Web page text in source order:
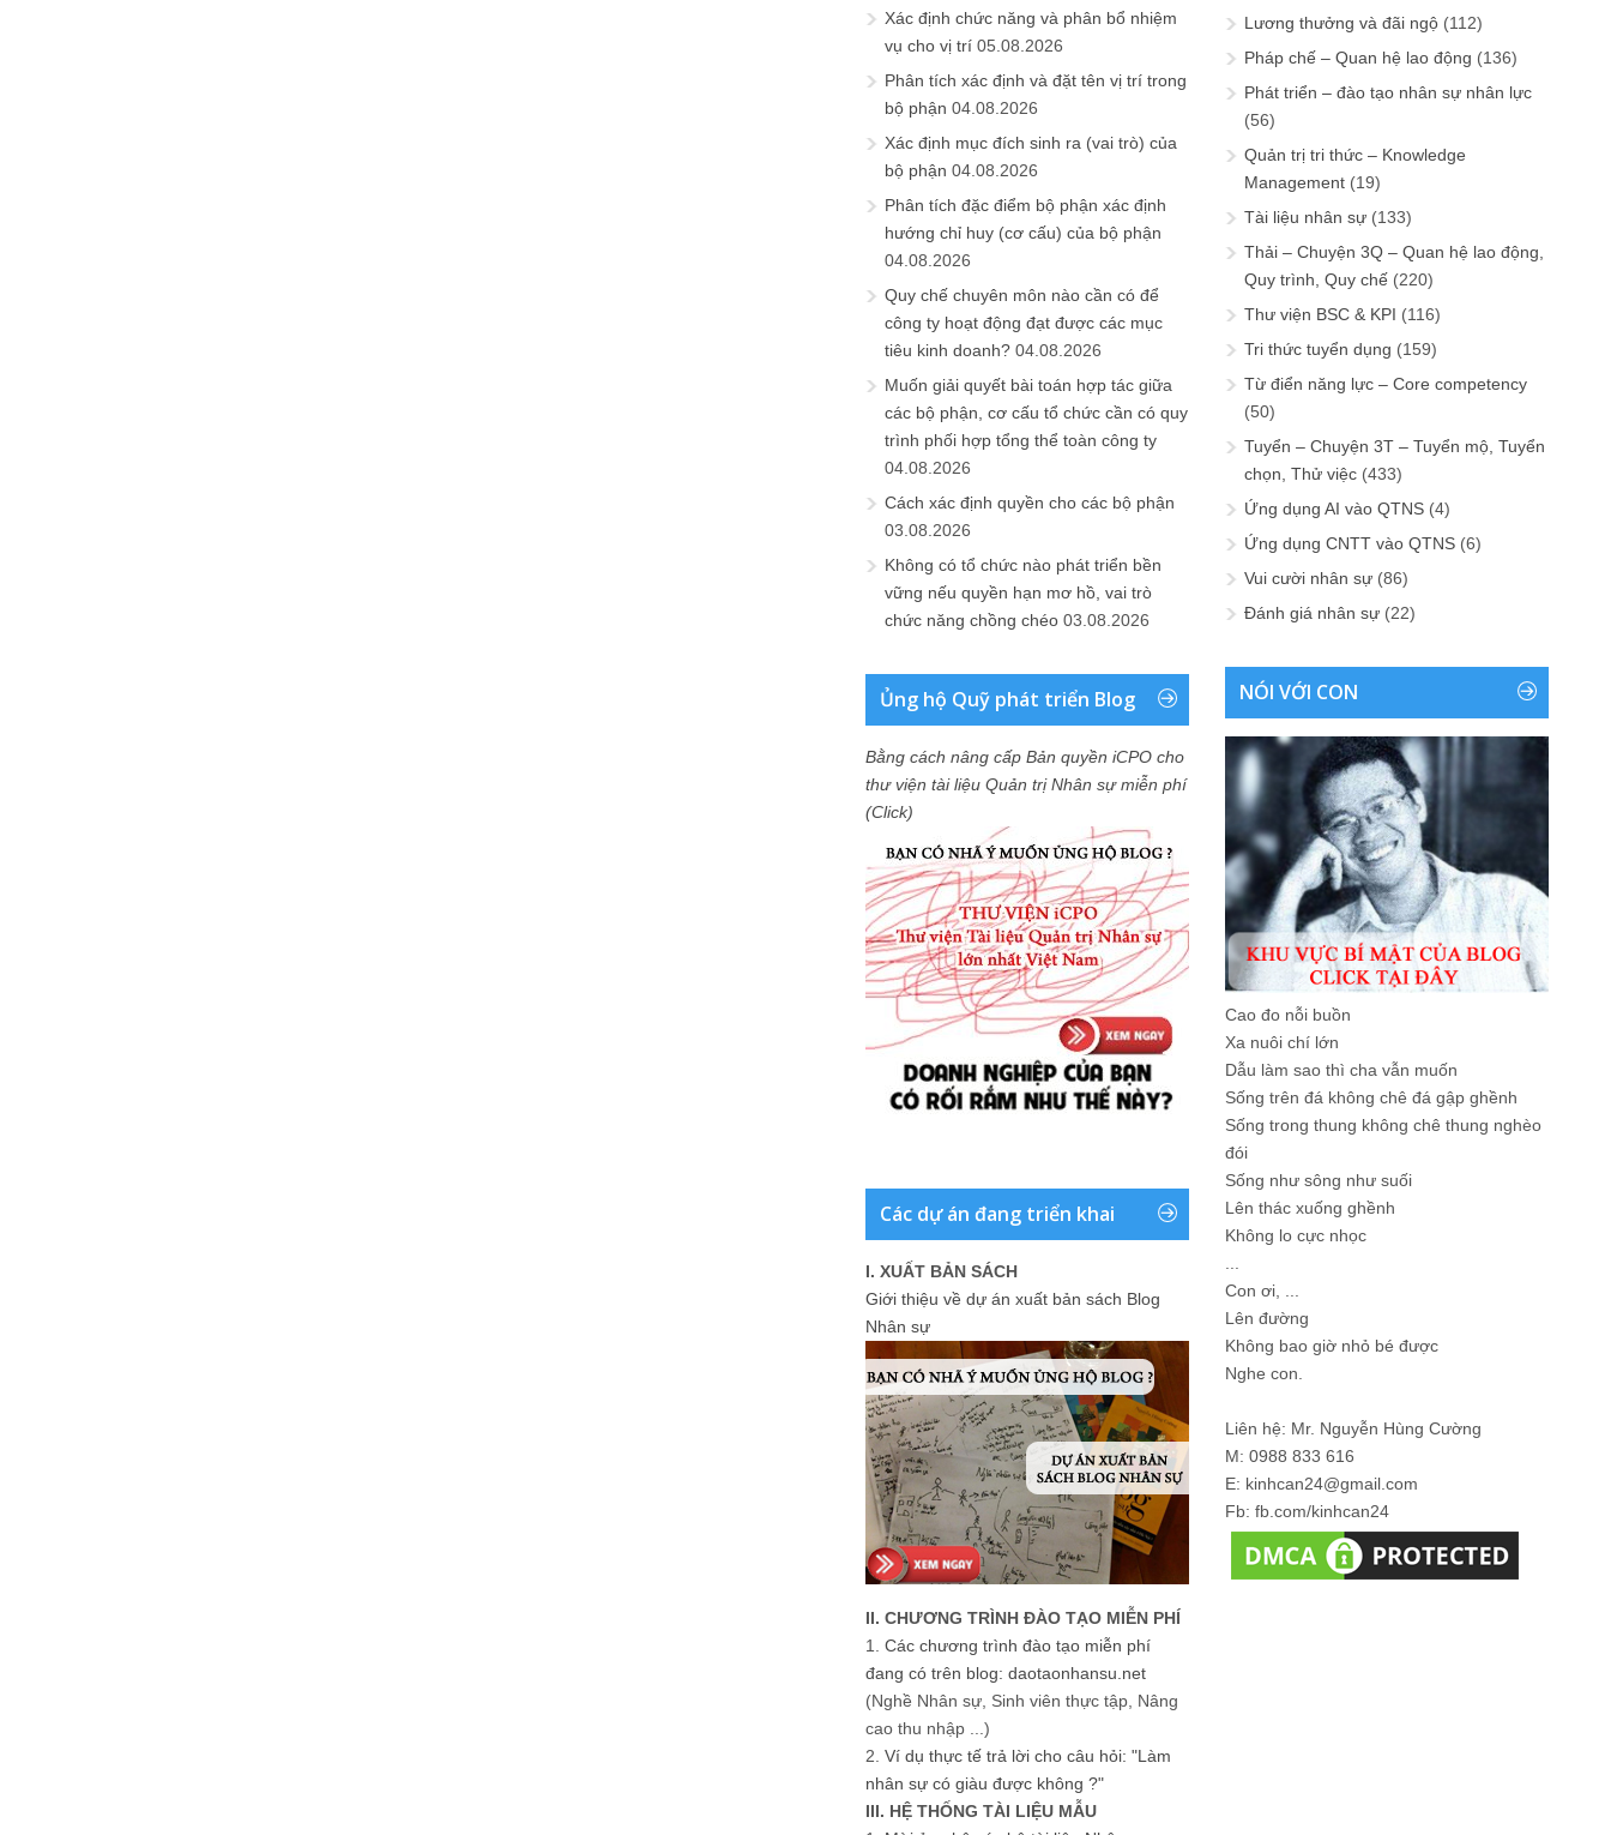
Xác định chức năng và phân bổ nhiệm
vụ cho vị trí 05.08.2026
Phân tích xác định và đặt tên vị trí trong
bộ phận 04.08.2026
Xác định mục đích sinh ra (vai trò) của
bộ phận 04.08.2026
Phân tích đặc điểm bộ phận xác định
hướng chỉ huy (cơ cấu) của bộ phận
04.08.2026
Quy chế chuyên môn nào cần có để
công ty hoạt động đạt được các mục
tiêu kinh doanh? 04.08.2026
Muốn giải quyết bài toán hợp tác giữa
các bộ phận, cơ cấu tổ chức cần có quy
trình phối hợp tổng thể toàn công ty
04.08.2026
Cách xác định quyền cho các bộ phận
03.08.2026
Không có tổ chức nào phát triển bền
vững nếu quyền hạn mơ hồ, vai trò
chức năng chồng chéo 03.08.2026
Ủng hộ Quỹ phát triển Blog
Bằng cách nâng cấp Bản quyền iCPO cho
thư viện tài liệu Quản trị Nhân sự miễn phí
(Click)
Các dự án đang triển khai
I. XUẤT BẢN SÁCH
Giới thiệu về dự án xuất bản sách Blog
Nhân sự
II. CHƯƠNG TRÌNH ĐÀO TẠO MIỄN PHÍ
1. Các chương trình đào tạo miễn phí
đang có trên blog: daotaonhansu.net
(Nghề Nhân sự, Sinh viên thực tập, Nâng
cao thu nhập ...)
2. Ví dụ thực tế trả lời cho câu hỏi: "Làm
nhân sự có giàu được không ?"
III. HỆ THỐNG TÀI LIỆU MẪU
Lương thưởng và đãi ngộ (112)
Pháp chế – Quan hệ lao động (136)
Phát triển – đào tạo nhân sự nhân lực
(56)
Quản trị tri thức – Knowledge
Management (19)
Tài liệu nhân sự (133)
Thải – Chuyện 3Q – Quan hệ lao động,
Quy trình, Quy chế (220)
Thư viện BSC & KPI (116)
Tri thức tuyển dụng (159)
Từ điển năng lực – Core competency
(50)
Tuyển – Chuyện 3T – Tuyển mộ, Tuyển
chọn, Thử việc (433)
Ứng dụng AI vào QTNS (4)
Ứng dụng CNTT vào QTNS (6)
Vui cười nhân sự (86)
Đánh giá nhân sự (22)
NÓI VỚI CON
Cao đo nỗi buồn
Xa nuôi chí lớn
Dẫu làm sao thì cha vẫn muốn
Sống trên đá không chê đá gập ghềnh
Sống trong thung không chê thung nghèo
đói
Sống như sông như suối
Lên thác xuống ghềnh
Không lo cực nhọc
Con ơi, ...
Lên đường
Không bao giờ nhỏ bé được
Nghe con.
Liên hệ: Mr. Nguyễn Hùng Cường
M: 0988 833 616
E: kinhcan24@gmail.com
Fb: fb.com/kinhcan24